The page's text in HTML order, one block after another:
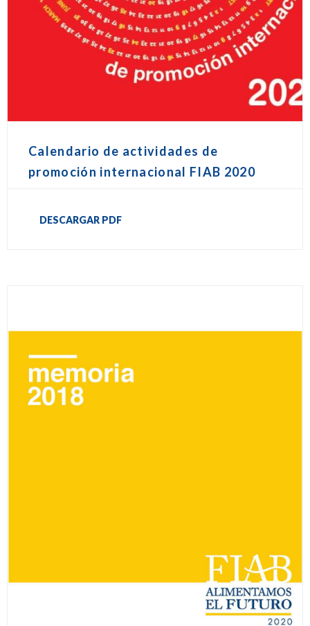
Calendario de actividades de
promoción internacional FIAB 2020
DESCARGAR PDF